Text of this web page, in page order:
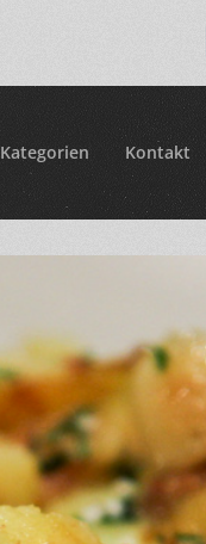
Kategorien Kontakt